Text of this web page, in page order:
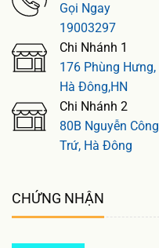
Gọi Ngay
19003297
Chi Nhánh 1
176 Phùng Hưng,
Hà Đông,HN
Chi Nhánh 2
80B Nguyễn Công
Trứ, Hà Đông
CHỨNG NHẬN